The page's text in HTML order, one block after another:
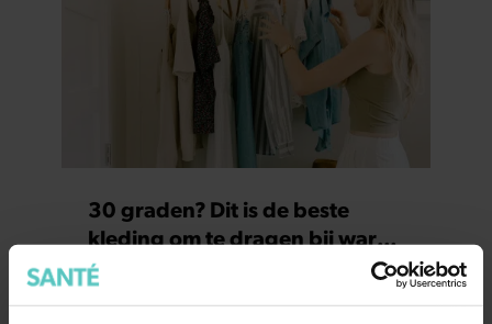
30 graden? Dit is de beste
kleding om te dragen bij warm
weer